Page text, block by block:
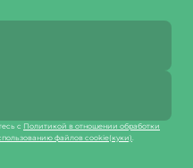
с Политикой в отношении обработки
файлов cookie(куки).